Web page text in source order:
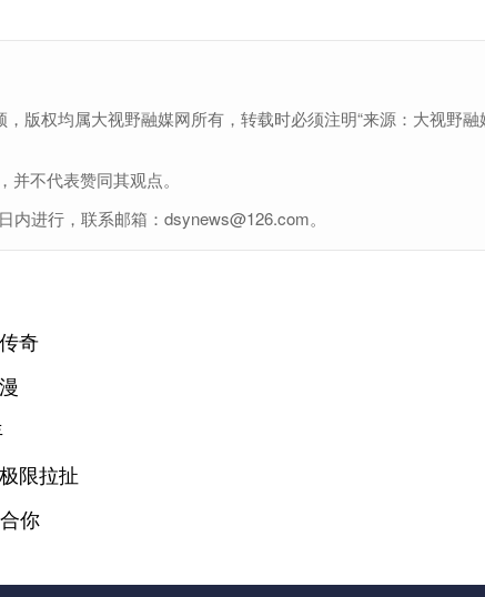
版权均属大视野融媒网所有，转载时必须注明“来源：大视野融
不代表赞同其观点。
进行，联系邮箱：dsynews@126.com。
奇
限拉扯
你